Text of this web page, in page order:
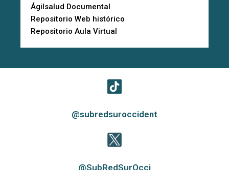
Ágilsalud Documental
Repositorio Web histórico
Repositorio Aula Virtual
@subredsuroccident
@SubRedSurOcci